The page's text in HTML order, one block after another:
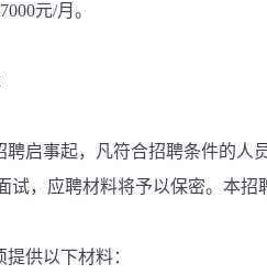
元/月。
聘启事起，凡符合招聘条件的人
试，应聘材料将予以保密。本招
提供以下材料：